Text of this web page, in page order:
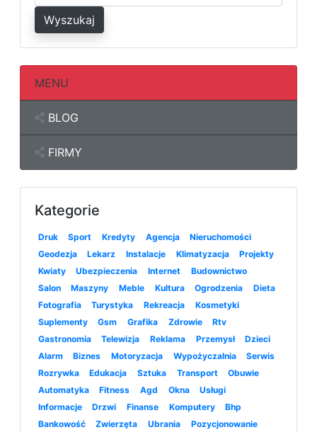
Wyszukaj
MENU
BLOG
FIRMY
Kategorie
Druk Sport Kredyty Agencja
Nieruchomości
Geodezja
Lekarz Instalacje Klimatyzacja
Projekty
Kwiaty
Ubezpieczenia Internet
Budownictwo
Salon
Maszyny Meble Kultura Ogrodzenia
Dieta
Fotografia
Turystyka Rekreacja
Kosmetyki
Suplementy
Gsm Grafika Zdrowie
Rtv
Gastronomia
Telewizja Reklama Przemysł
Dzieci
Alarm
Biznes Motoryzacja Wypożyczalnia
Serwis
Rozrywka
Edukacja Sztuka Transport
Obuwie
Automatyka
Fitness Agd Okna
Usługi
Informacje
Drzwi Finanse Komputery
Bhp
Bankowość
Zwierzęta Ubrania
Pozycjonowanie